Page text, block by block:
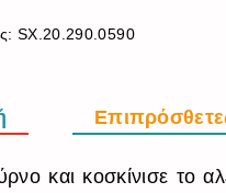
SX.20.290.0590
και κοσκίνισε το